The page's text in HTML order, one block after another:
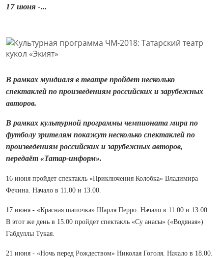
17 июня -...
В рамках мундиаля в театре пройдет несколько
спектаклей по произведениям российских и зарубежных
авторов.
В рамках культурной программы чемпионата мира по
футболу зрителям покажут несколько спектаклей по
произведениям российских и зарубежных авторов,
передаёт «Татар-информ».
16 июня пройдет спектакль «Приключения Колобка» Владимира
Фечина. Начало в 11.00 и 13.00.
17 июня - «Красная шапочка» Шарля Перро. Начало в 11.00 и 13.00.
В этот же день в 15.00 пройдет спектакль «Су анасы» («Водяная»)
Габдуллы Тукая.
21 июня - «Ночь перед Рождеством» Николая Гоголя. Начало в 18.00.